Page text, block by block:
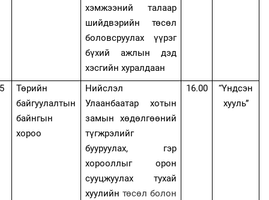
хэмжээний талаар
шийдвэрийн төсөл
боловсруулах үүрэг
бүхий ажлын дэд
хэсгийн хуралдаан
5
Төрийн
байгуулалтын
байнгын
хороо
Нийслэл
Улаанбаатар хотын
замын хөдөлгөөний
түгжрэлийг
бууруулах, гэр
хорооллыг орон
сууцжуулах тухай
хуулийн төсөл болон
16.00
“Үндсэн
хууль”